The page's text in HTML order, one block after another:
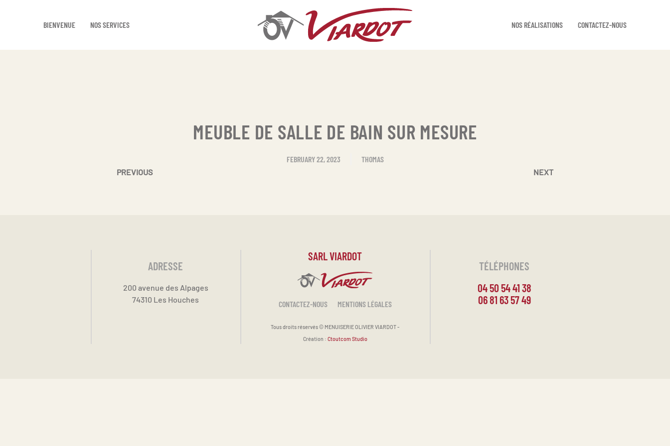
BIENVENUE NOS SERVICES NOS RÉALISATIONS CONTACTEZ-NOUS
MEUBLE DE SALLE DE BAIN SUR MESURE
FEBRUARY 22, 2023
THOMAS
PREVIOUS
NEXT
ADRESSE
200 avenue des Alpages
74310 Les Houches
SARL VIARDOT
CONTACTEZ-NOUS MENTIONS LÉGALES
Tous droits réservés © MENUISERIE OLIVIER VIARDOT -
Création : Ctoutcom Studio
TÉLÉPHONES
04 50 54 41 38
06 81 63 57 49